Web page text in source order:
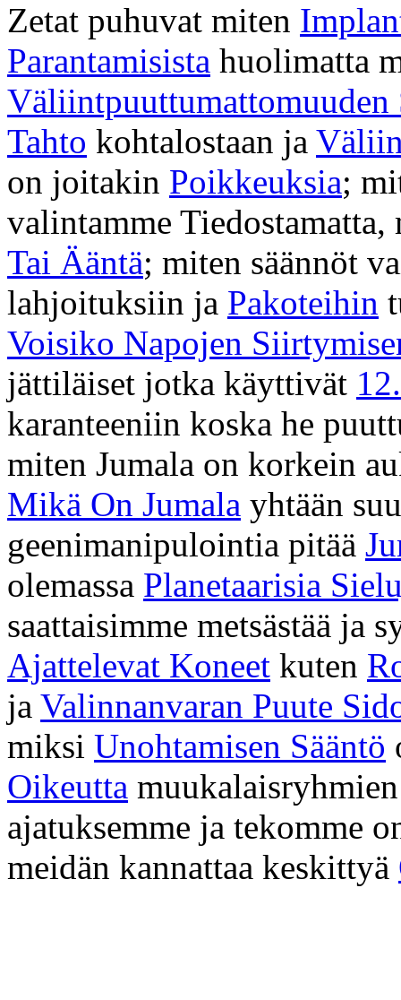
Zetat puhuvat miten
Parantamisista huolimatta
Väliintpuuttumattomuuden
Tahto kohtalostaan ja
on joitakin Poikkeuksia;
valintamme
Tai Ääntä; miten säännöt
lahjoituksiin ja Pakoteihin
Voisiko Napojen
jättiläiset jotka käyttivät
karanteeniin koska he
miten Jumala on korkein
Mikä On Jumala yhtään
geenimanipulointia pitää
olemassa Planetaarisia
saattaisimme metsästää ja
Ajattelevat Koneet kuten
ja Valinnanvaran Puute
miksi Unohtamisen Sääntö
Oikeutta
ajatuksemme ja tekomme
meidän kannattaa keskittyä